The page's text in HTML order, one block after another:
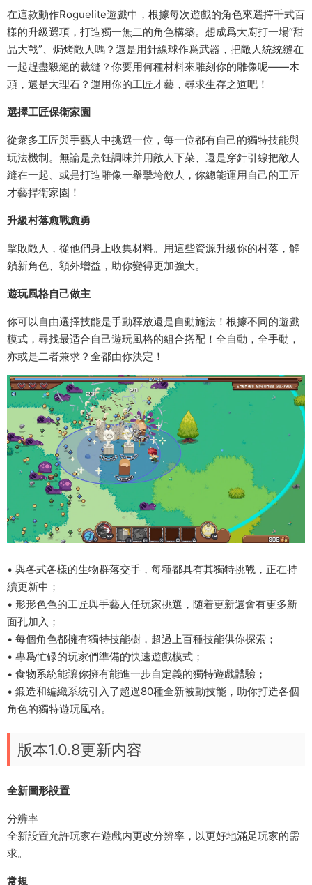
在這款動作Roguelite遊戲中，根據每次遊戲的角色來選擇千式百
樣的升級選項，打造獨一無二的角色構築。想成爲大廚打一場“甜
品大戰”、焗烤敵人嗎？還是用針線球作爲武器，把敵人統統縫在
一起趕盡殺絕的裁縫？你要用何種材料來雕刻你的雕像呢——木
頭，還是大理石？運用你的工匠才藝，尋求生存之道吧！
選擇工匠保衛家園
從衆多工匠與手藝人中挑選一位，每一位都有自己的獨特技能與
玩法機制。無論是烹饪調味并用敵人下菜、還是穿針引線把敵人
縫在一起、或是打造雕像一舉擊垮敵人，你總能運用自己的工匠
才藝捍衛家園！
升級村落愈戰愈勇
擊敗敵人，從他們身上收集材料。用這些資源升級你的村落，解
鎖新角色、額外增益，助你變得更加強大。
遊玩風格自己做主
你可以自由選擇技能是手動釋放還是自動施法！根據不同的遊戲
模式，尋找最适合自己遊玩風格的組合搭配！全自動，全手動，
亦或是二者兼求？全都由你決定！
• 與各式各樣的生物群落交手，每種都具有其獨特挑戰，正在持
續更新中；
• 形形色色的工匠與手藝人任玩家挑選，随着更新還會有更多新
面孔加入；
• 每個角色都擁有獨特技能樹，超過上百種技能供你探索；
• 專爲忙碌的玩家們準備的快速遊戲模式；
• 食物系統能讓你擁有能進一步自定義的獨特遊戲體驗；
• 鍛造和編織系統引入了超過80種全新被動技能，助你打造各個
角色的獨特遊玩風格。
版本1.0.8更新内容
全新圖形設置
分辨率
全新設置允許玩家在遊戲内更改分辨率，以更好地滿足玩家的需
求。
常規